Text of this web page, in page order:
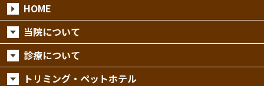
HOME
当院について
診療について
トリミング・ペットホテル